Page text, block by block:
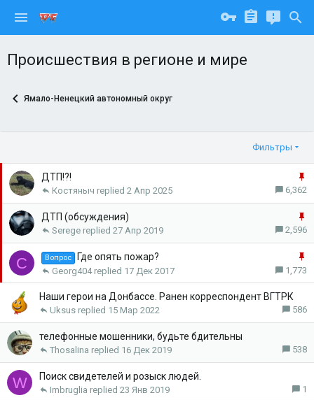
Происшествия в регионе и мире
Ямало-Ненецкий автономный округ
Фильтры
к
е
п
н
ДТП!?!
6,362
2 Апр 2025
Костяныч
а
к
п
е
н
ДТП (обсуждения)
2,596
27 Апр 2019
Serege
С
к
е
п
е
н
Вопрос Где опять пожар?
1,773
17 Дек 2017
Georg404
Наши герои на Донбассе. Ранен корреспондент ВГТРК
586
15 Мар 2022
Uksus
телефонные мошенники, будьте бдительны
538
16 Дек 2019
Thosalina
W Поиск свидетелей и розыск людей.
1
23 Янв 2019
Imbruglia